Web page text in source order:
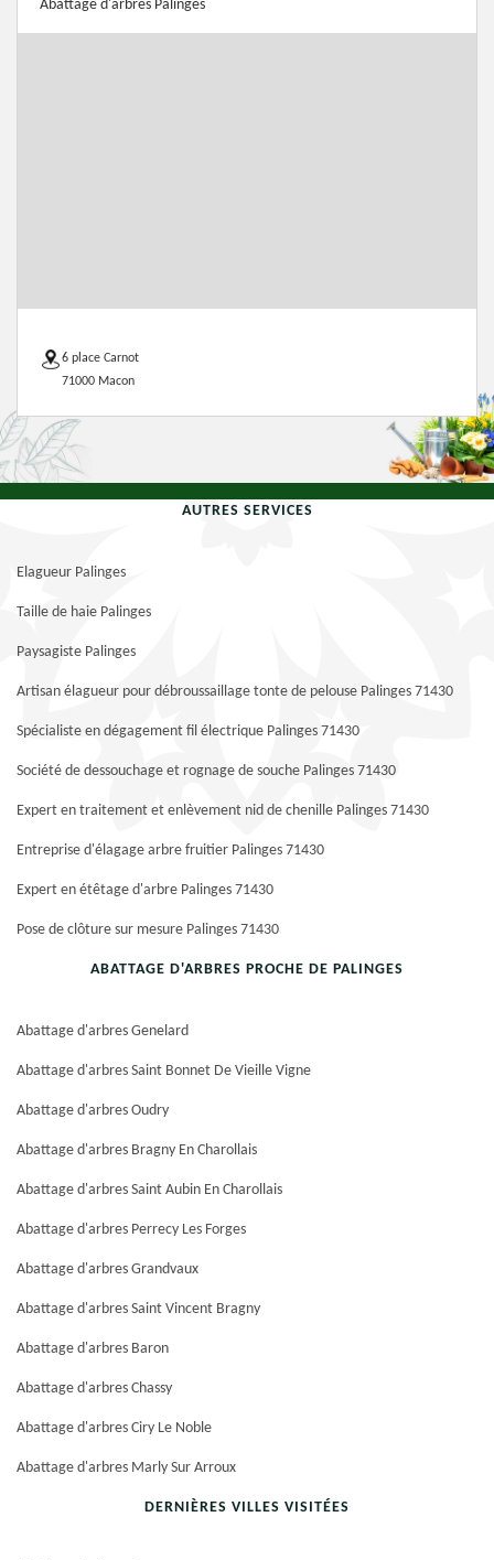
Abattage d'arbres Palinges
6 place Carnot
71000 Macon
AUTRES SERVICES
Elagueur Palinges
Taille de haie Palinges
Paysagiste Palinges
Artisan élagueur pour débroussaillage tonte de pelouse Palinges 71430
Spécialiste en dégagement fil électrique Palinges 71430
Société de dessouchage et rognage de souche Palinges 71430
Expert en traitement et enlèvement nid de chenille Palinges 71430
Entreprise d'élagage arbre fruitier Palinges 71430
Expert en étêtage d'arbre Palinges 71430
Pose de clôture sur mesure Palinges 71430
ABATTAGE D'ARBRES PROCHE DE PALINGES
Abattage d'arbres Genelard
Abattage d'arbres Saint Bonnet De Vieille Vigne
Abattage d'arbres Oudry
Abattage d'arbres Bragny En Charollais
Abattage d'arbres Saint Aubin En Charollais
Abattage d'arbres Perrecy Les Forges
Abattage d'arbres Grandvaux
Abattage d'arbres Saint Vincent Bragny
Abattage d'arbres Baron
Abattage d'arbres Chassy
Abattage d'arbres Ciry Le Noble
Abattage d'arbres Marly Sur Arroux
DERNIÈRES VILLES VISITÉES